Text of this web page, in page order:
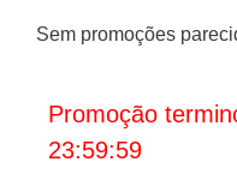
Sem promoções
Promoção
23:59:59